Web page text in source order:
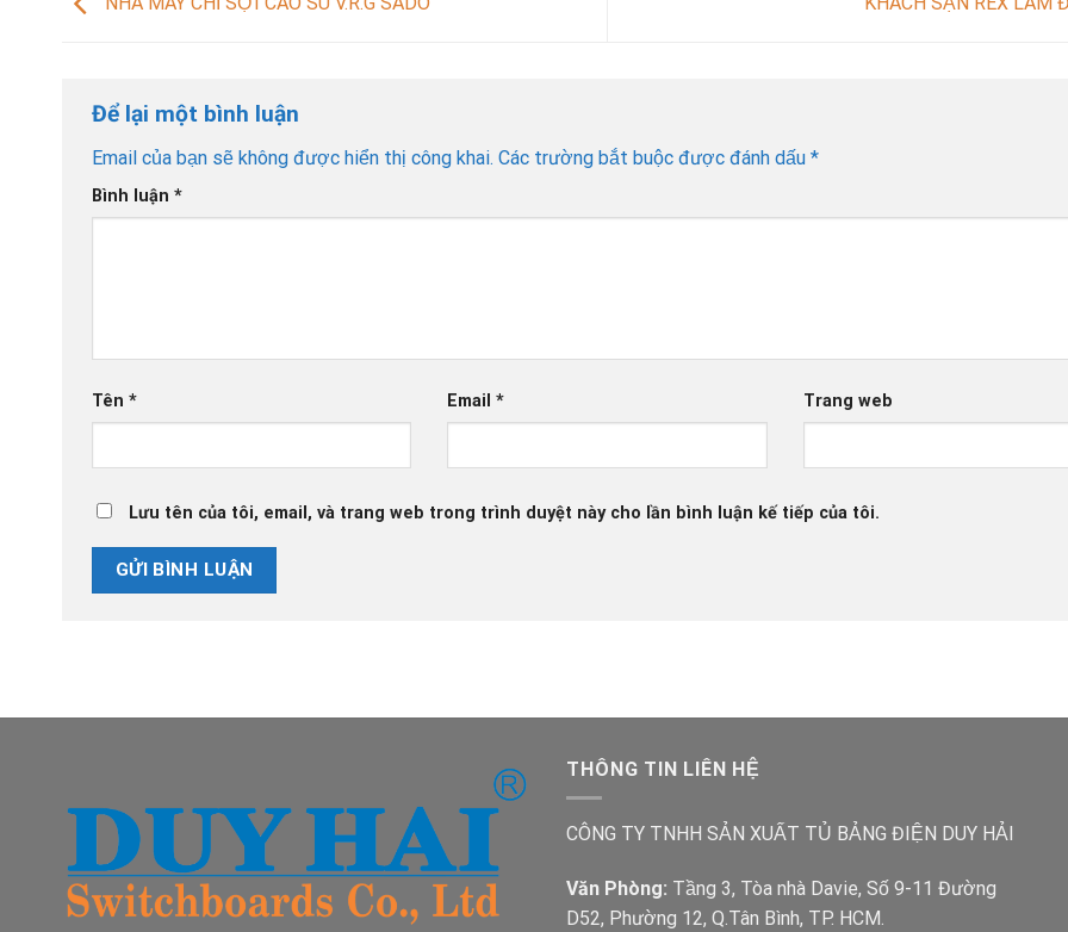
Để lại một bình luận
Email của bạn sẽ không được hiển thị công khai. Các trường bắt buộc được đánh dấu *
Bình luận *
Tên * Email* Trang web
Lưu tên của tôi, email, và trang web trong trình duyệt này cho lần bình luận kế tiếp của tôi.
THÔNG TIN LIÊN HỆ
CÔNG TY TNHH SẢN XUẤT TỦ BẢNG ĐIỆN DUY HẢI
Văn Phòng: Tầng 3, Tòa nhà Davie, Số 9-11 Đường
D52, Phường 12, Q.Tân Bình, TP. HCM.